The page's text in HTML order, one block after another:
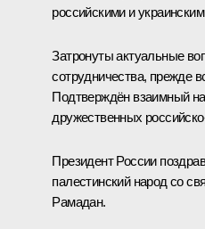
российскими и
Затронуты актуальные
сотрудничества, прежде
Подтверждён взаимный
дружественных
Президент России
палестинский народ со
Рамадан.